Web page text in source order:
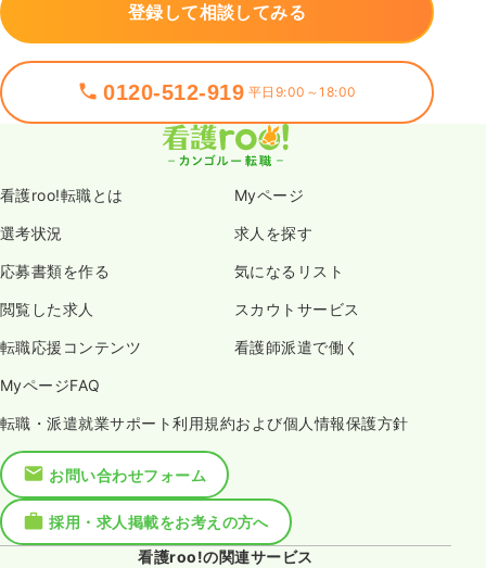
登録して相談してみる
0120-512-919 平日9:00～18:00
看護roo!転職とは Myページ
選考状況 求人を探す
応募書類を作る 気になるリスト
閲覧した求人 スカウトサービス
転職応援コンテンツ 看護師派遣で働く
MyページFAQ
転職・派遣就業サポート利用規約および個人情報保護方針
お問い合わせフォーム
採用・求人掲載をお考えの方へ
看護roo!の関連サービス